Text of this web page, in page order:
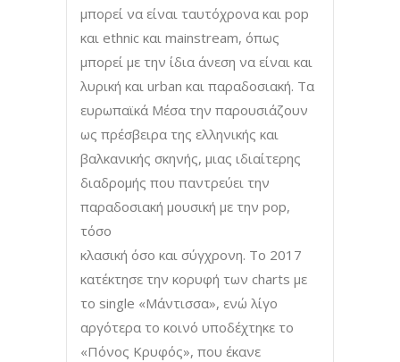
μπορεί να είναι ταυτόχρονα και pop
και ethnic και mainstream, όπως
μπορεί με την ίδια άνεση να είναι και
λυρική και urban και παραδοσιακή. Τα
ευρωπαϊκά Μέσα την παρουσιάζουν
ως πρέσβειρα της ελληνικής και
βαλκανικής σκηνής, μιας ιδιαίτερης
διαδρομής που παντρεύει την
παραδοσιακή μουσική με την pop,
τόσο
κλασική όσο και σύγχρονη. Το 2017
κατέκτησε την κορυφή των charts με
το single «Μάντισσα», ενώ λίγο
αργότερα το κοινό υποδέχτηκε το
«Πόνος Κρυφός», που έκανε